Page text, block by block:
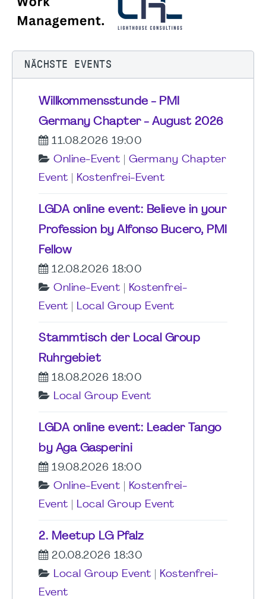
NÄCHSTE EVENTS
Willkommensstunde - PMI
Germany Chapter - August 2026
11.08.2026 19:00
Online-Event
Germany Chapter
Event
Kostenfrei-Event
LGDA online event: Believe in your
Profession by Alfonso Bucero, PMI
Fellow
12.08.2026 18:00
Online-Event
Kostenfrei-
Event
Local Group Event
Stammtisch der Local Group
Ruhrgebiet
18.08.2026 18:00
Local Group Event
LGDA online event: Leader Tango
by Aga Gasperini
19.08.2026 18:00
Online-Event
Kostenfrei-
Event
Local Group Event
2. Meetup LG Pfalz
20.08.2026 18:30
Local Group Event
Kostenfrei-
Event